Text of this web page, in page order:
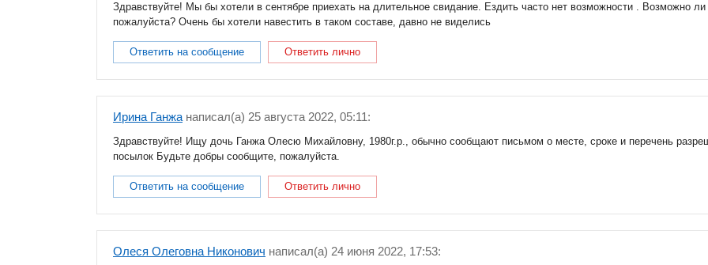
Здравствуйте! Мы бы хотели в сентябре приехать на длительное свидание. Ездить часто нет возможности . Возможно
пожалуйста? Очень бы хотели навестить в таком составе, давно не виделись
Ответить на сообщение Ответить лично
Ирина Ганжа написал(a) 25 августа 2022, 05:11:
Здравствуйте! Ищу дочь Ганжа Олесю Михайловну, 1980г.р., обычно сообщают письмом о месте, сроке и перечень
посылок Будьте добры сообщите, пожалуйста.
Ответить на сообщение Ответить лично
Олеся Олеговна Никонович написал(a) 24 июня 2022, 17:53: